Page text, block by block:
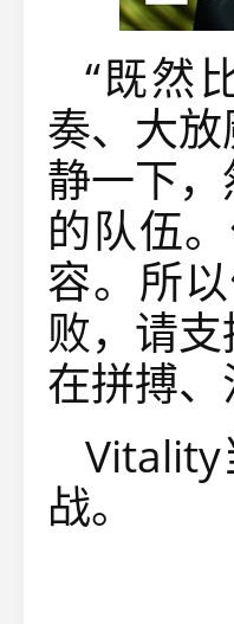
“既然
奏、大
静一下
的队伍
容。所
败，请
在拼搏
Vitality
战。